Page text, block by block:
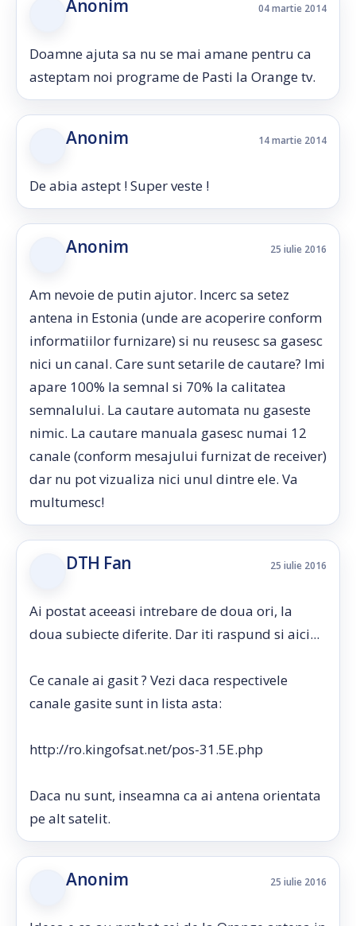
Anonim 04 martie 2014
Doamne ajuta sa nu se mai amane pentru ca
asteptam noi programe de Pasti la Orange tv.
Anonim 14 martie 2014
De abia astept ! Super veste !
Anonim 25 iulie 2016
Am nevoie de putin ajutor. Incerc sa setez
antena in Estonia (unde are acoperire conform
informatiilor furnizare) si nu reusesc sa gasesc
nici un canal. Care sunt setarile de cautare? Imi
apare 100% la semnal si 70% la calitatea
semnalului. La cautare automata nu gaseste
nimic. La cautare manuala gasesc numai 12
canale (conform mesajului furnizat de receiver)
dar nu pot vizualiza nici unul dintre ele. Va
multumesc!
DTH Fan 25 iulie 2016
Ai postat aceeasi intrebare de doua ori, la
doua subiecte diferite. Dar iti raspund si aici...
Ce canale ai gasit ? Vezi daca respectivele
canale gasite sunt in lista asta:
http://ro.kingofsat.net/pos-31.5E.php
Daca nu sunt, inseamna ca ai antena orientata
pe alt satelit.
Anonim 25 iulie 2016